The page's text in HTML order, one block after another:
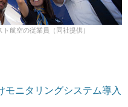
航空の従業員（同社提供）
モニタリングシステム導入